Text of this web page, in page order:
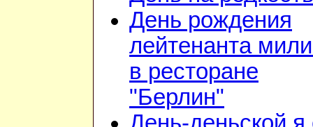
День рождения
лейтенанта
в ресторане
"Берлин"